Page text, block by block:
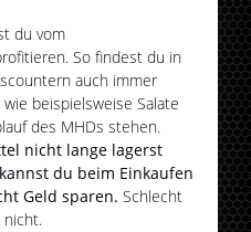
du vom
So findest du in
auch immer
beispielsweise Salate
des MHDs stehen.
nicht lange lagerst
du beim Einkaufen
Geld sparen. Schlecht
nicht.